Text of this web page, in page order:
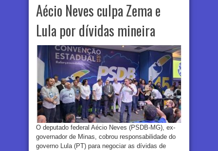
Aécio Neves culpa Zema e
Lula por dívidas mineira
O deputado federal Aécio Neves (PSDB-MG), ex-
governador de Minas, cobrou responsabilidade do
governo Lula (PT) para negociar as dívidas de